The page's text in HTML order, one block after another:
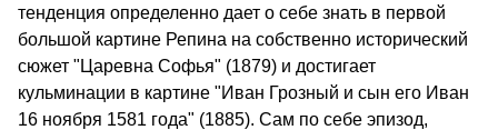
тенденция определенно дает о себе знать в первой
большой картине Репина на собственно исторический
сюжет "Царевна Софья" (1879) и достигает
кульминации в картине "Иван Грозный и сын его Иван
16 ноября 1581 года" (1885). Сам по себе эпизод,